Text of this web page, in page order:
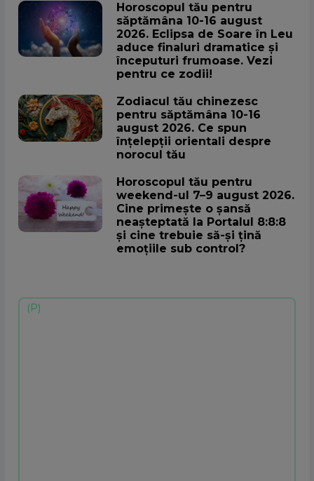
Horoscopul tău pentru
săptămâna 10-16 august
2026. Eclipsa de Soare în Leu
aduce finaluri dramatice și
începuturi frumoase. Vezi
pentru ce zodii!
Zodiacul tău chinezesc
pentru săptămâna 10-16
august 2026. Ce spun
înțelepții orientali despre
norocul tău
Horoscopul tău pentru
weekend-ul 7–9 august 2026.
Cine primește o șansă
neașteptată la Portalul 8:8:8
și cine trebuie să-și țină
emoțiile sub control?